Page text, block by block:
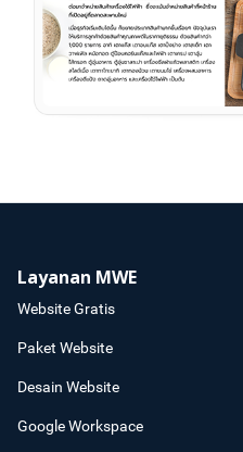
Layanan MWE
Website Gratis
Paket Website
Desain Website
Google Workspace